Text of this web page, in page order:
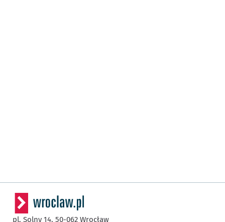
pl. Solny 14, 50-062 Wrocław